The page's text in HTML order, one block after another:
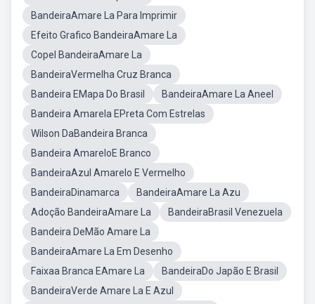
BandeiraAmare La Para Imprimir
Efeito Grafico BandeiraAmare La
Copel BandeiraAmare La
BandeiraVermelha Cruz Branca
Bandeira EMapa Do Brasil
BandeiraAmare La Aneel
Bandeira Amarela EPreta Com Estrelas
Wilson DaBandeira Branca
Bandeira AmareloE Branco
BandeiraAzul Amarelo E Vermelho
BandeiraDinamarca
BandeiraAmare La Azu
Adoção BandeiraAmare La
BandeiraBrasil Venezuela
Bandeira DeMão Amare La
BandeiraAmare La Em Desenho
Faixaa Branca EAmare La
BandeiraDo Japão E Brasil
BandeiraVerde Amare La E Azul